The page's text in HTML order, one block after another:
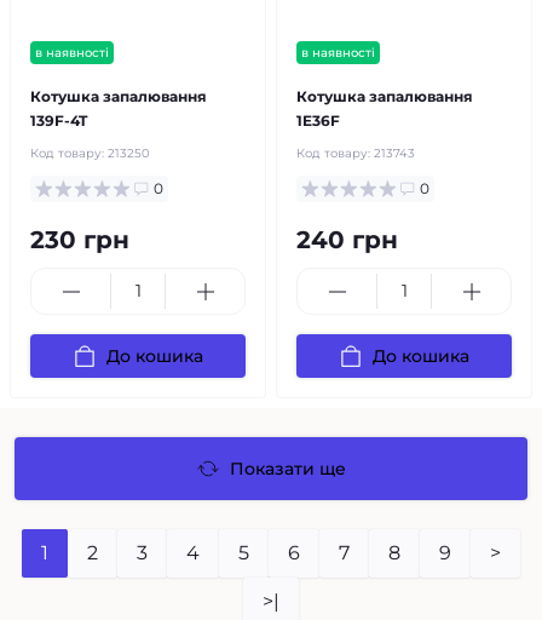
в наявності
Котушка запалювання
139F-4T
Код товару: 213250
0
230 грн
До кошика
в наявності
Котушка запалювання
1E36F
Код товару: 213743
0
240 грн
До кошика
Показати ще
1 2 3 4 5 6 7 8 9 >
>|